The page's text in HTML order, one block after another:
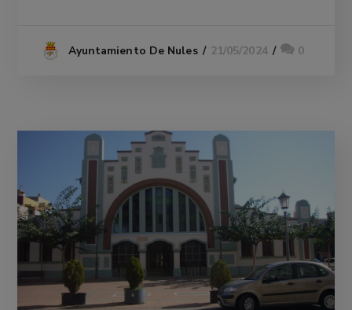
Ayuntamiento De Nules 21/05/2024 0